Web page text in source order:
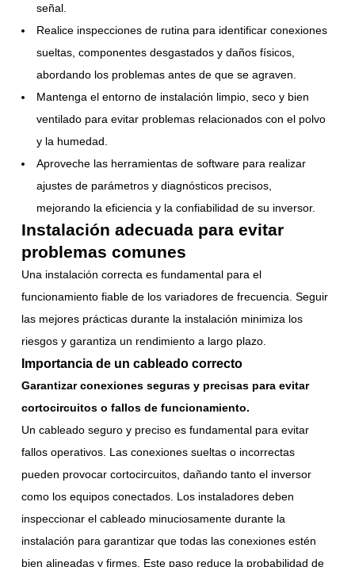
señal.
Realice inspecciones de rutina para identificar conexiones
sueltas, componentes desgastados y daños físicos,
abordando los problemas antes de que se agraven.
Mantenga el entorno de instalación limpio, seco y bien
ventilado para evitar problemas relacionados con el polvo
y la humedad.
Aproveche las herramientas de software para realizar
ajustes de parámetros y diagnósticos precisos,
mejorando la eficiencia y la confiabilidad de su inversor.
Instalación adecuada para evitar
problemas comunes
Una instalación correcta es fundamental para el
funcionamiento fiable de los variadores de frecuencia. Seguir
las mejores prácticas durante la instalación minimiza los
riesgos y garantiza un rendimiento a largo plazo.
Importancia de un cableado correcto
Garantizar conexiones seguras y precisas para evitar
cortocircuitos o fallos de funcionamiento.
Un cableado seguro y preciso es fundamental para evitar
fallos operativos. Las conexiones sueltas o incorrectas
pueden provocar cortocircuitos, dañando tanto el inversor
como los equipos conectados. Los instaladores deben
inspeccionar el cableado minuciosamente durante la
instalación para garantizar que todas las conexiones estén
bien alineadas y firmes. Este paso reduce la probabilidad de